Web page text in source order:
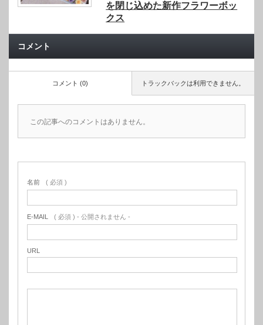
を閉じ込めた新作フラワーボッ
クス
コメント
トラックバックは利用できません。
コメント (0)
この記事へのコメントはありません。
名前 ( 必須 )
E-MAIL ( 必須 ) - 公開されません -
URL